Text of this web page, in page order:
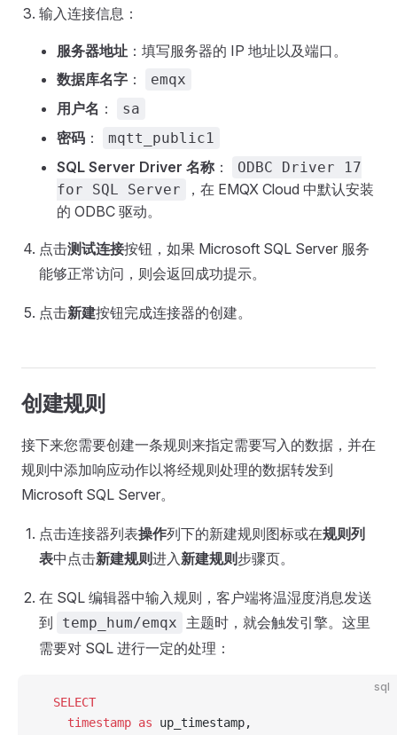
输入连接信息：
服务器地址 ：填写服务器的 IP 地址以及端口。
数据库名字 ： emqx
用户名 ： sa
密码 ： mqtt_public1
SQL Server Driver 名称 ：
ODBC Driver 17
for SQL Server
，在 EMQX Cloud 中默认安装
的 ODBC 驱动。
点击测试连接按钮，如果 Microsoft SQL Server 服务
能够正常访问，则会返回成功提示。
点击新建按钮完成连接器的创建。
创建规则
接下来您需要创建一条规则来指定需要写入的数据，并在
规则中添加响应动作以将经规则处理的数据转发到
Microsoft SQL Server。
点击连接器列表操作列下的新建规则图标或在规则列
表中点击新建规则进入新建规则 步骤页。
在 SQL 编辑器中输入规则，客户端将温湿度消息发送
到
temp_hum/emqx
主题时，就会触发引擎。这里
需要对 SQL 进行一定的处理：
sql
  SELECT
    timestamp
as up_timestamp,